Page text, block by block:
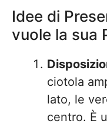
Idee di
vuole la sua
ciotola
lato, le
centro. È